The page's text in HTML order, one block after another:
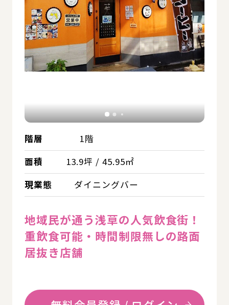
階層
1階
面積
13.9坪 / 45.95㎡
現業態
ダイニングバー
地域民が通う浅草の人気飲食街！
重飲食可能・時間制限無しの路面
居抜き店舗